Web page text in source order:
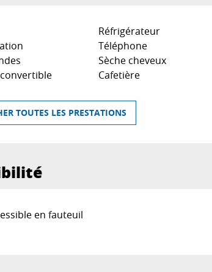
Réfrigérateur
Téléphone
Sèche cheveux
Cafetière
TOUTES LES PRESTATIONS
en fauteuil